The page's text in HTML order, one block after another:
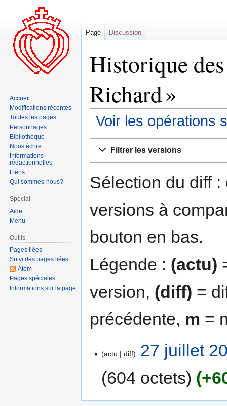
Historique
Richard »
Voir les opérations
navigation
recherche
Filtrer les versions
Sélection du diff
versions à
bouton en bas.
Légende : (actu)
version, (diff) =
précédente, m =
actu diff
27 juillet
604 octets
Page Discussion
Accueil
Modifications récentes
Toutes les pages
Personnages
Bibliothèque
Nous écrire
Informations
rédactionnelles
Liens
Qui sommes-nous?
Spécial
Aide
Menu
Outils
Pages liées
Suivi des pages liées
Atom
Pages spéciales
Informations sur la page